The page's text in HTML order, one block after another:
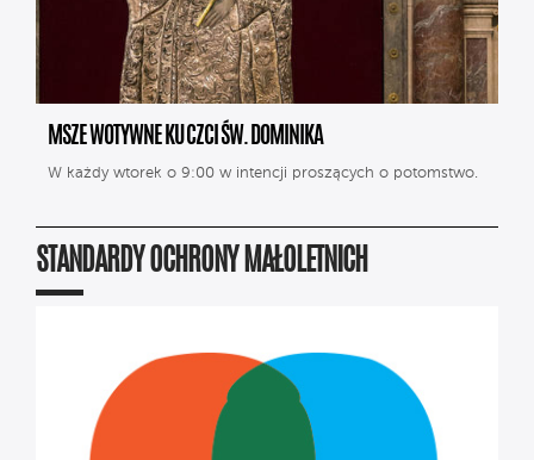
MSZE WOTYWNE KU CZCI ŚW. DOMINIKA
W każdy wtorek o 9:00 w intencji proszących o potomstwo.
STANDARDY OCHRONY MAŁOLETNICH